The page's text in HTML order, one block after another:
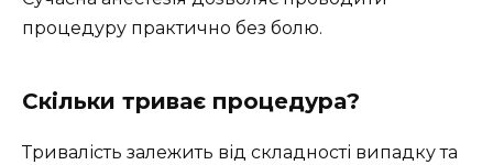
процедуру практично без болю.
Скільки триває процедура?
Тривалість залежить від складності випадку та